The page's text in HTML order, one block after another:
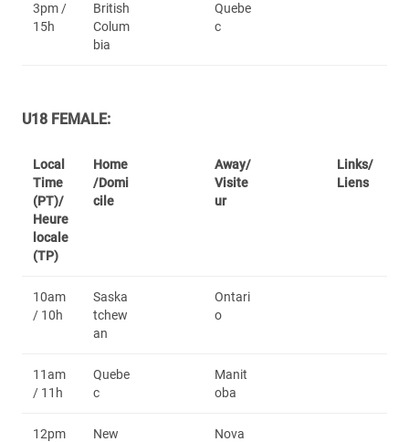
3pm /
15h
British
Colum
bia
Quebe
c
U18 FEMALE:
Local
Time
(PT)/
Heure
locale
(TP)
Home
/Domi
cile
Away/
Visite
ur
Links/
Liens
10am
/ 10h
Saska
tchew
an
Ontari
o
11am
/ 11h
Quebe
c
Manit
oba
12pm
New
Nova